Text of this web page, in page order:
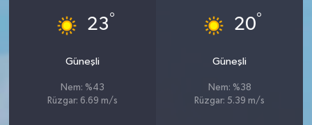
23°
Güneşli
Nem: %43
Rüzgar: 6.69 m/s
20°
Güneşli
Nem: %38
Rüzgar: 5.39 m/s